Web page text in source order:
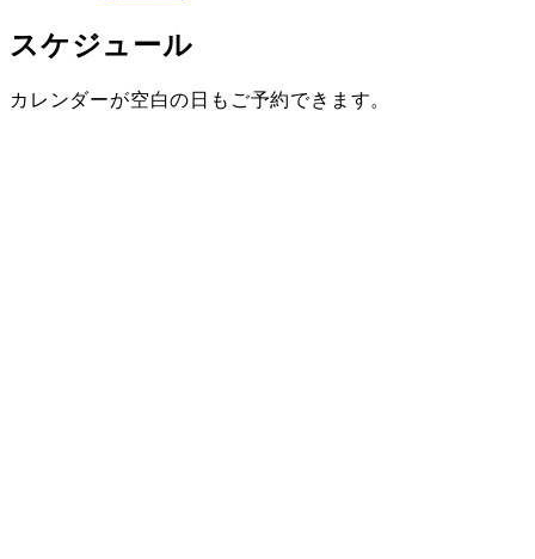
スケジュール
カレンダーが空白の日もご予約できます。